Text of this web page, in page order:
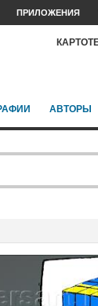
ПРИЛОЖЕНИЯ
АВТОРЫ